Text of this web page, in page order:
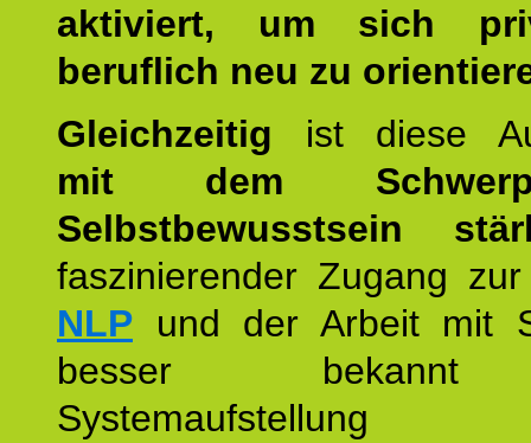
aktiviert, um sich
beruflich neu zu
Gleichzeitig ist diese
mit dem
Selbstbewusstsein
faszinierender Zugang
NLP und der Arbeit mit
besser